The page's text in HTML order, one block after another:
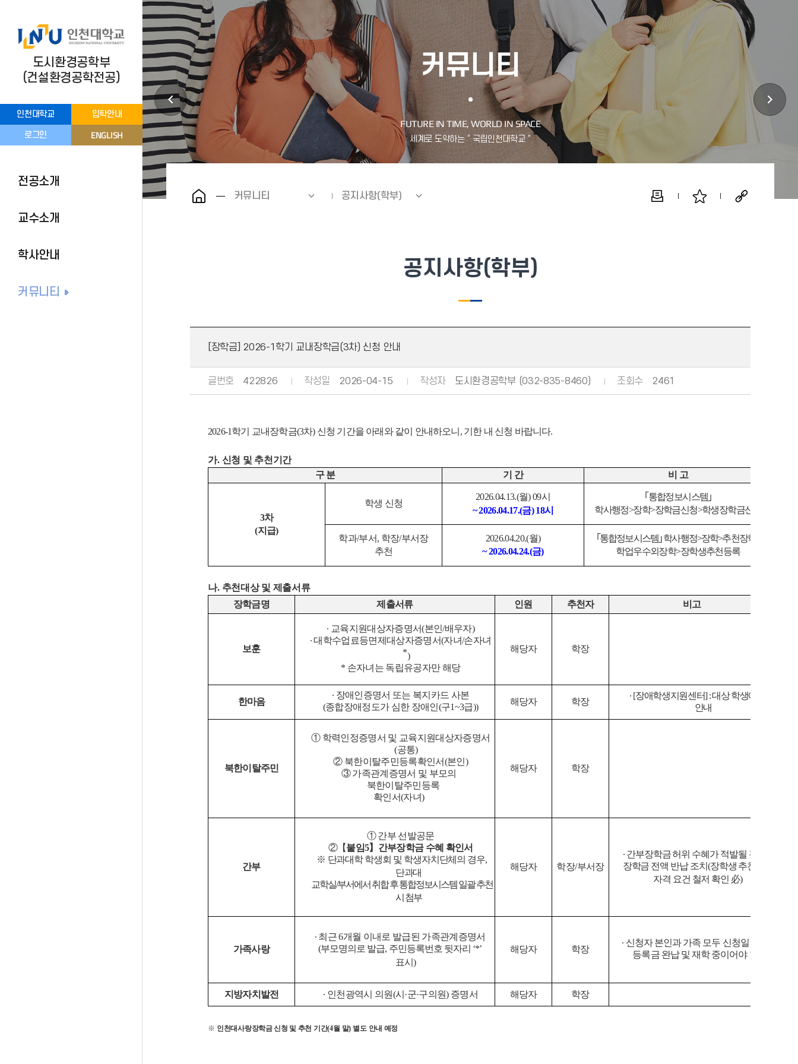
인천대학교 입학안내
로그인 ENGLISH
도시환경공학부
(건설환경공학전공)
전공소개
교수소개
학사안내
커뮤니티
커뮤니티
커뮤니티 공지사항(학부)
공지사항(학부)
[장학금] 2026-1학기 교내장학금(3차) 신청 안내
글번호 422826 작성일 2026-04-15 작성자 도시환경공학부 (032-835-8460) 조회수 2461
2026-1학기 교내장학금(3차) 신청 기간을 아래와 같이 안내하오니 , 기한 내 신청 바랍니다.
가. 신청 및 추천기간
구 분
기 간 비 고
3차
(지급)
학생 신청
2026.04.13.(월) 09시
~ 2026.04.17.(금) 18시
｢ 통합정보시스템 ｣
학사행정>장학>장학금신청>학생장학금신청
학과/부서, 학장/부서장
추천
2026.04.20.(월)
~ 2026.04.24.(금)
｢통합정보시스템 ｣학사행정>장학>추천장학
학업우수외장학>장학생추천등록
나. 추천대상 및 제출서류
장학금명
제출서류 인원 추천자 비고
보훈
∙ 교육지원대상자증명서(본인/배우자)
∙대학수업료등면제대상자증명서(자녀/손자녀
*)
* 손자녀는 독립유공자만 해당
해당자 학장
한마음
∙ 장애인증명서 또는 복지카드 사본
(종합장애정도가 심한 장애인(구1~3급))
해당자 학장
∙ [장애학생지원센터] :대상 학생에게
안내
북한이탈주민
① 학력인정증명서 및 교육지원대상자증명서
(공통)
② 북한이탈주민등록확인서(본인)
③가족관계증명서 및 부모의
북한이탈주민등록
확인서(자녀)
해당자 학장
간부
①간부 선발공문
②【붙임5】 간부장학금 수혜 확인서
※ 단과대학 학생회 및 학생자치단체의 경우,
단과대
교학실/부서에서 취합 후 통합정보시스템 일괄 추천
시 첨부
해당자 학장/부서장
∙ 간부장학금 허위 수혜가 적발될 경우
장학금 전액 반납 조치 (장학생 추천 시
자격 요건 철저 확인 必)
가족사랑
∙ 최근6개월 이내로 발급된 가족관계증명서
(부모명의로 발급, 주민등록번호 뒷자리 ‘*’
표시)
해당자 학장
∙ 신청자 본인과 가족 모두 신청일 기준
등록금 완납 및 재학 중이어야 함
지방자치발전 ∙ 인천광역시 의원(시 ·군·구의원) 증명서 해당자 학장
※ 인천대사랑장학금 신청 및 추천 기간(4월 말) 별도 안내 예정